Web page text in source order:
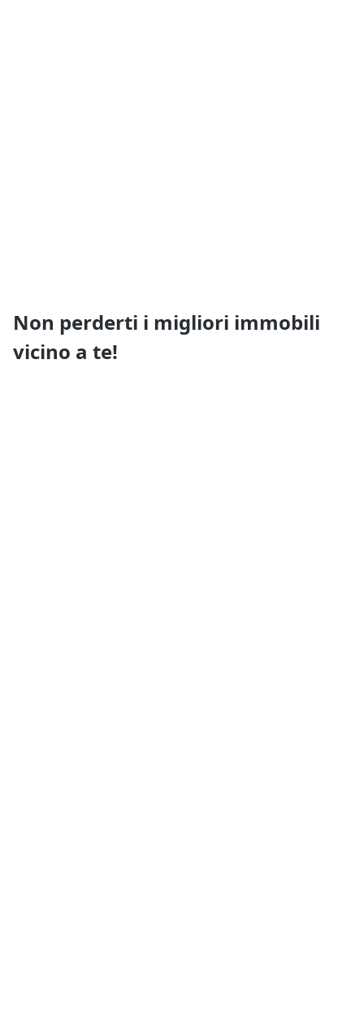
Non perderti i migliori immobili
vicino a te!